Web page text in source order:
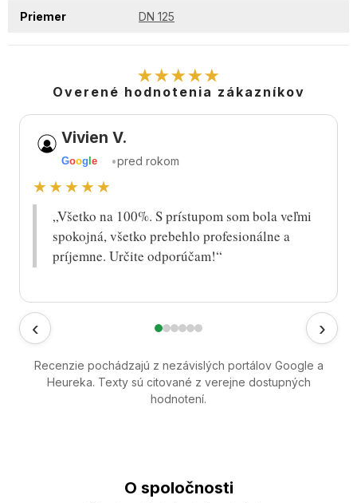
Priemer DN 125
★★★★★
Overené hodnotenia zákazníkov
‹
Vivien V.
Goog le •pred rokom
★★★★★
„Všetko na 100%. S prístupom som bola veľmi
spokojná, všetko prebehlo profesionálne a
príjemne. Určite odporúčam!“
›
Recenzie pochádzajú z nezávislých portálov Google a
Heureka. Texty sú citované z verejne dostupných
hodnotení.
O spoločnosti